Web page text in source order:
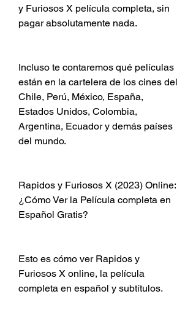
y Furiosos X película completa, sin
pagar absolutamente nada.
Incluso te contaremos qué películas
están en la cartelera de los cines del
Chile, Perú, México, España,
Estados Unidos, Colombia,
Argentina, Ecuador y demás países
del mundo.
Rapidos y Furiosos X (2023) Online:
¿Cómo Ver la Película completa en
Español Gratis?
Esto es cómo ver Rapidos y
Furiosos X online, la película
completa en español y subtítulos.